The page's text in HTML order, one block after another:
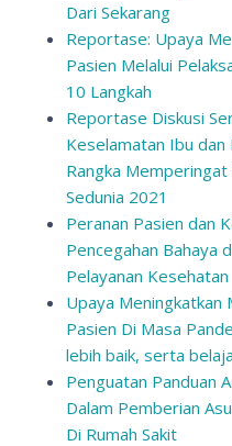
Dari Sekarang
Reportase: Upaya
Pasien Melalui
10 Langkah
Reportase Diskusi
Keselamatan Ibu dan
Rangka
Sedunia 2021
Peranan Pasien dan
Pencegahan Bahaya
Pelayanan Kesehatan
Upaya Meningkatkan
Pasien Di Masa
lebih baik, serta
Penguatan Panduan
Dalam Pemberian
Di Rumah Sakit